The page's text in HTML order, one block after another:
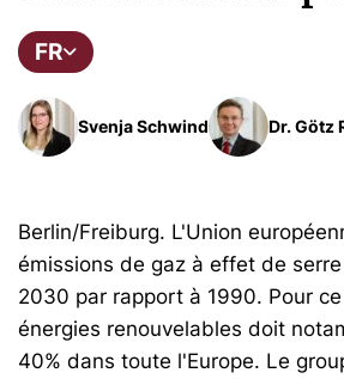
FR
Svenja Schwind Dr. Götz
Berlin/Freiburg. L'Union
émissions de gaz à effet de
2030 par rapport à 1990. Pour
énergies renouvelables doit
40% dans toute l'Europe. Le